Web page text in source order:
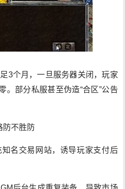
3个月，一旦服务器关闭，玩家
。部分私服甚至伪造“合区”公告
防不胜防
名交易网站，诱导玩家支付后